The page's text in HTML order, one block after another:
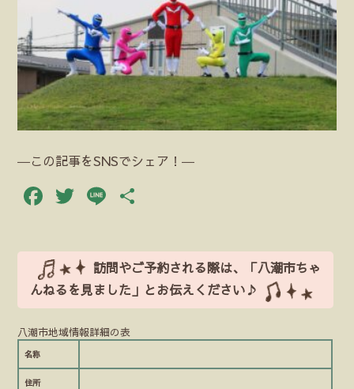
―この記事をSNSでシェア！―
Facebook
Twitter
Line
訪問やご予約される際は、「八潮市ちゃ
んねるを見ました」とお伝えください♪
八潮市地域情報詳細の表
名称
住所